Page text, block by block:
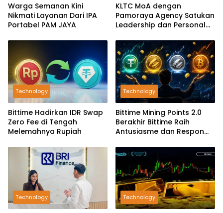
Warga Semanan Kini
Nikmati Layanan Dari IPA
Portabel PAM JAYA
KLTC MoA dengan
Pamoraya Agency Satukan
Leadership dan Personal
Technology
Bittime Hadirkan IDR Swap
Zero Fee di Tengah
Melemahnya Rupiah
Technology
Bittime Mining Points 2.0
Berakhir Bittime Raih
Antusiasme dan Respon
Technology Technology